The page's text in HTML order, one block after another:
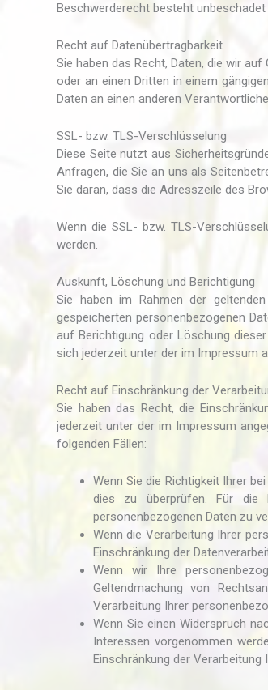
Beschwerderecht besteht
Recht auf Daten­übertrag­barkeit
Sie haben das Recht, Daten, die wir
oder an einen Dritten in einem
Daten an einen anderen
SSL- bzw. TLS-Verschlüsselung
Diese Seite nutzt aus
Anfragen, die Sie an uns als
Sie daran, dass die Adresszeile des
Wenn die SSL- bzw. TLS-
werden.
Auskunft, Löschung und Berichtigung
Sie haben im Rahmen der
gespeicherten personenbezogenen
auf Berichtigung oder Löschung
sich jederzeit unter der im Impressum
Recht auf Einschränkung der
Sie haben das Recht, die
jederzeit unter der im Impressum
folgenden Fällen:
Wenn Sie die Richtigkeit Ihrer
dies zu überprüfen. Für die
personenbezogenen Daten zu
Wenn die Verarbeitung Ihrer
Einschränkung der
Wenn wir Ihre
Geltendmachung von
Verarbeitung Ihrer
Wenn Sie einen Widerspruch
Interessen vorgenommen
Einschränkung der Verarbeitung